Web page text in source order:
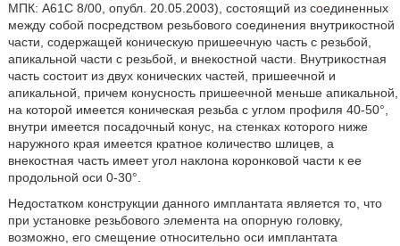
МПК: A61C 8/00, опубл. 20.05.2003), состоящий из соединенных
между собой посредством резьбового соединения внутрикостной
части, содержащей коническую пришеечную часть с резьбой,
апикальной части с резьбой, и внекостной части. Внутрикостная
часть состоит из двух конических частей, пришеечной и
апикальной, причем конусность пришеечной меньше апикальной,
на которой имеется коническая резьба с углом профиля 40-50°,
внутри имеется посадочный конус, на стенках которого ниже
наружного края имеется кратное количество шлицев, а
внекостная часть имеет угол наклона коронковой части к ее
продольной оси 0-30°.
Недостатком конструкции данного имплантата является то, что
при установке резьбового элемента на опорную головку,
возможно, его смещение относительно оси имплантата